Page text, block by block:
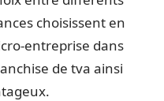
choisissent en
entreprise dans
de tva ainsi